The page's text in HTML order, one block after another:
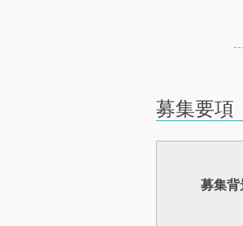
募集要項
募集背